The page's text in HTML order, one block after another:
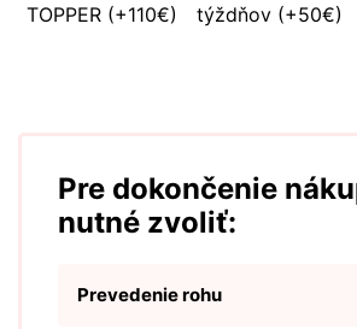
TOPPER (+110€)
týždňov (+50€)
Pre dokončenie
nutné zvoliť:
Prevedenie rohu